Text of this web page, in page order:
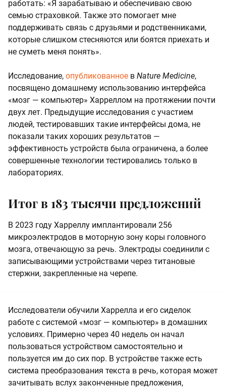
работать: «Я зарабатываю и обеспечиваю свою
семью страховкой. Также это помогает мне
поддерживать связь с друзьями и родственниками,
которые слишком стесняются или боятся приехать и
не суметь меня понять».
Исследование, опубликованное в Nature Medicine,
посвящено домашнему использованию интерфейса
«мозг — компьютер» Харреллом на протяжении почти
двух лет. Предыдущие исследования с участием
людей, тестировавших такие интерфейсы дома, не
показали таких хороших результатов —
эффективность устройств была ограничена, а более
совершенные технологии тестировались только в
лабораториях.
Итог в 183 тысячи предложений
В 2023 году Харреллу имплантировали 256
микроэлектродов в моторную зону коры головного
мозга, отвечающую за речь. Электроды соединили с
записывающими устройствами через титановые
стержни, закрепленные на черепе.
Исследователи обучили Харрелла и его сиделок
работе с системой «мозг — компьютер» в домашних
условиях. Примерно через 40 недель он начал
пользоваться устройством самостоятельно и
пользуется им до сих пор. В устройстве также есть
система преобразования текста в речь, которая может
зачитывать вслух законченные предложения,